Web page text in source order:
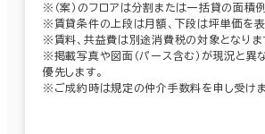
※（案）のフロアは分割または一括貸の面積例
※賃貸条件の上段は月額、下段は坪単価を表
※賃料、共益費は別途消費税の対象となりま
※掲載写真や図面（パース含む）が現況と異
優先します。
※ご成約時は規定の仲介手数料を申し受けま